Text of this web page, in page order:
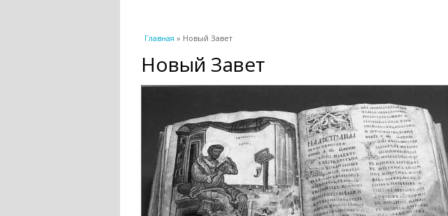
Вы здесь
Главная » Новый Завет
Новый Завет